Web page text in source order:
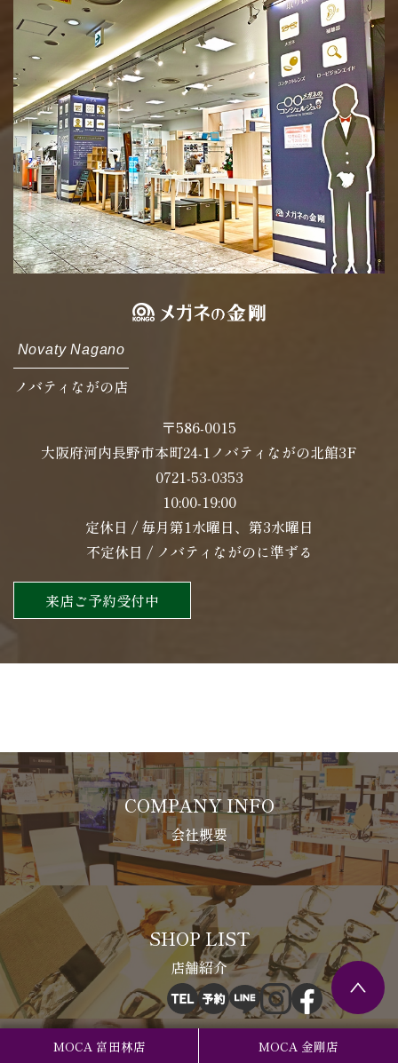
MOCA 富田林店 MOCA 金剛店
Novaty Nagano
ノバティながの店
〒586-0015
大阪府河内長野市本町24-1ノバティながの北館3F
0721-53-0353
10:00-19:00
定休日 / 毎月第1水曜日、第3水曜日
不定休日 / ノバティながのに準ずる
来店ご予約受付中
COMPANY INFO
会社概要
SHOP LIST
店舗紹介